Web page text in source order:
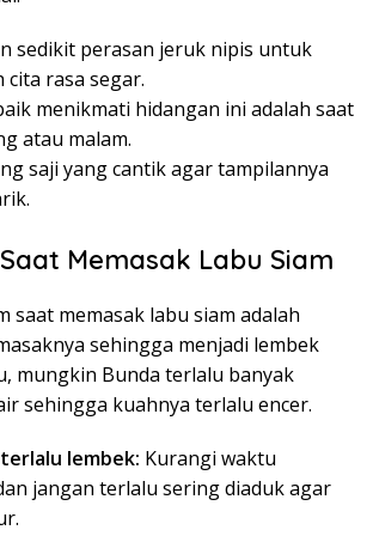
sedikit perasan jeruk nipis untuk
cita rasa segar.
menikmati hidangan ini adalah saat
atau malam.
saji yang cantik agar tampilannya
Memasak Labu Siam
saat memasak labu siam adalah
sehingga menjadi lembek
mungkin Bunda terlalu banyak
sehingga kuahnya terlalu encer.
terlalu lembek: Kurangi waktu
jangan terlalu sering diaduk agar